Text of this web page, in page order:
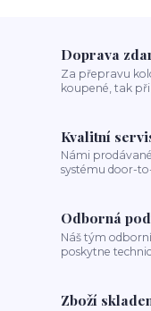
Doprava
Za přepravu
koupené, tak při
Kvalitní
Námi
systému door-
Odborná
Náš tým
poskytne
Zboží